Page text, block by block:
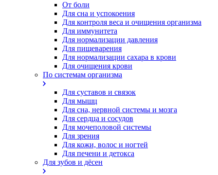
От боли
Для сна и успокоения
Для контроля веса и очищения организма
Для иммунитета
Для нормализации давления
Для пищеварения
Для нормализации сахара в крови
Для очищения крови
По системам организма
Для суставов и связок
Для мышц
Для сна, нервной системы и мозга
Для сердца и сосудов
Для мочеполовой системы
Для зрения
Для кожи, волос и ногтей
Для печени и детокса
Для зубов и дёсен